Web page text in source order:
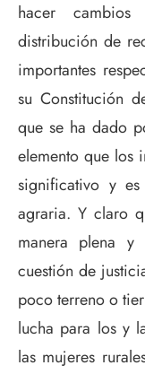
hacer
distribución de
importantes
su Constitución
que se ha dado
elemento que los
significativo y
agraria. Y claro
manera plena y
cuestión de
poco terreno o
lucha para los y
las mujeres